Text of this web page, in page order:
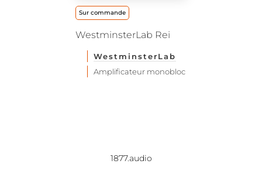
Sur commande
WestminsterLab Rei
WestminsterLab
Amplificateur monobloc
1877.audio